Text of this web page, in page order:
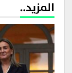
المزيد..